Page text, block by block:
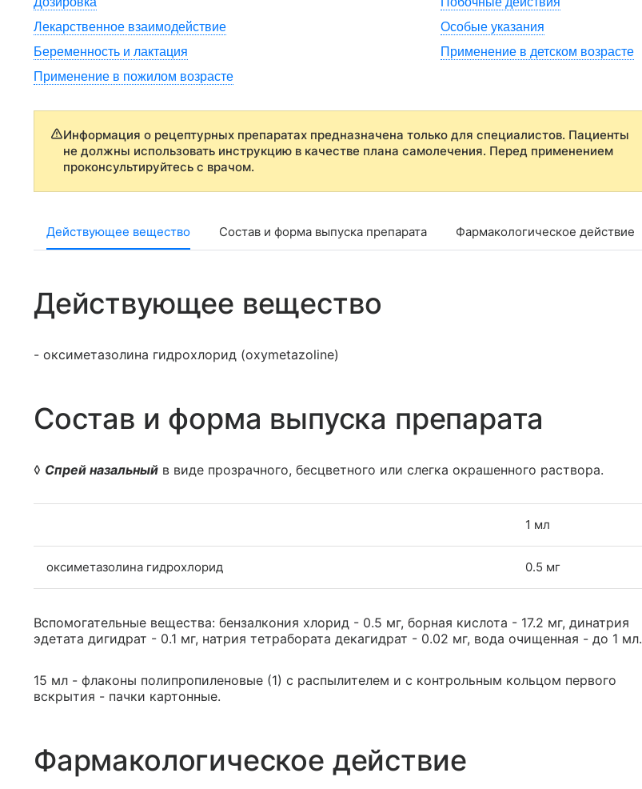
Лекарственное взаимодействие
Особые указания
Беременность и лактация
Применение в детском возрасте
Применение в пожилом возрасте
Информация о рецептурных препаратах предназначена только для специалистов. Пациенты
не должны использовать инструкцию в качестве плана самолечения. Перед применением
проконсультируйтесь с врачом.
Действующее вещество Состав и форма выпуска препарата Фармакологическое действие
Действующее вещество
- оксиметазолина гидрохлорид (oxymetazoline)
Состав и форма выпуска препарата
◊ Спрей назальный в виде прозрачного, бесцветного или слегка окрашенного раствора.
1 мл
оксиметазолина гидрохлорид 0.5 мг
Вспомогательные вещества: бензалкония хлорид - 0.5 мг, борная кислота - 17.2 мг, динатрия
эдетата дигидрат - 0.1 мг, натрия тетрабората декагидрат - 0.02 мг, вода очищенная - до 1 мл.
15 мл - флаконы полипропиленовые (1) с распылителем и с контрольным кольцом первого
вскрытия - пачки картонные.
Фармакологическое действие